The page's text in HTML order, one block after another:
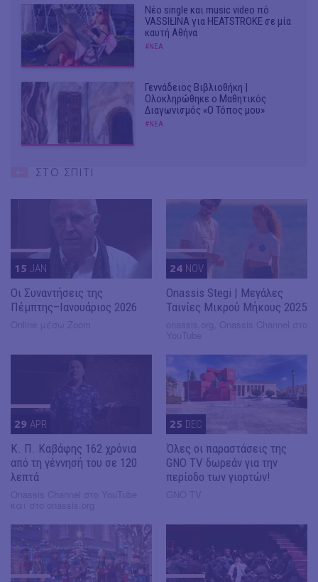
Νέο single και music video πό
VASSIŁINA για HEATSTROKE σε μία
καυτή Αθήνα
#ΝΕΑ
Γεννάδειος Βιβλιοθήκη |
Ολοκληρώθηκε ο Μαθητικός
Διαγωνισμός «Ο Τόπος μου»
#ΝΕΑ
ΣΤΟ ΣΠΙΤΙ
15 JAN
Οι Συναντήσεις της
Πέμπτης–Ιανουάριος 2026
24 NOV
Onassis Stegi | Μεγάλες
Ταινίες Μικρού Μήκους 2025
29 APR
Κ. Π. Καβάφης 162 χρόνια
από τη γέννησή του σε 120
λεπτά
25 DEC
Όλες οι παραστάσεις της
GNO TV δωρεάν για την
περίοδο των γιορτών!